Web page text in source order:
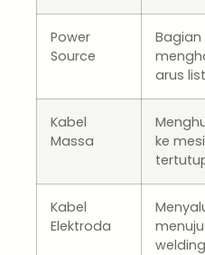
Power
Source
arus
Kabel
Massa
ke
Kabel
Elektroda